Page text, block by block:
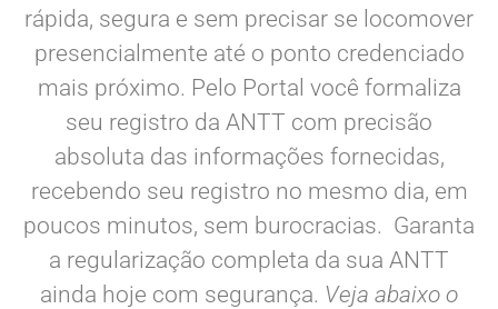
rápida, segura e sem precisar se locomover
presencialmente até o ponto credenciado
mais próximo. Pelo Portal você formaliza
seu registro da ANTT com precisão
absoluta das informações fornecidas,
recebendo seu registro no mesmo dia, em
poucos minutos, sem burocracias. Garanta
a regularização completa da sua ANTT
ainda hoje com segurança. Veja abaixo o